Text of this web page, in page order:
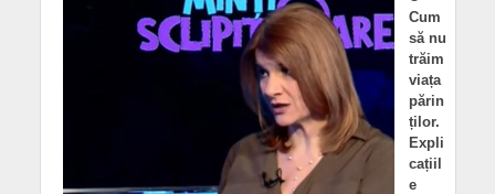
Cum
să nu
trăim
viața
părin
ților.
Expli
cațiil
e